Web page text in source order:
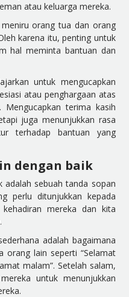
atau keluarga mereka.
orang tua dan orang
karena itu, penting untuk
hal meminta bantuan dan
untuk mengucapkan
atau penghargaan atas
Mengucapkan terima kasih
juga menunjukkan rasa
terhadap bantuan yang
dengan baik
adalah sebuah tanda sopan
perlu ditunjukkan kepada
mereka dan kita
adalah bagaimana
orang lain seperti “Selamat
malam”. Setelah salam,
untuk menunjukkan